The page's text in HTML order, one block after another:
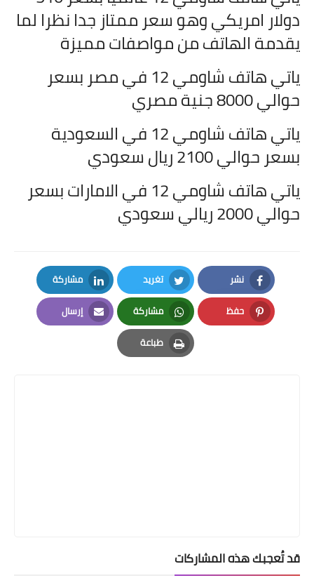
دولار امريكي وهو سعر ممتاز جدا نظرا لما
يقدمة الهاتف من مواصفات مميزة
ياتي هاتف
شاومي 12 في مصر بسعر
حوالي 8000 جنية مصري
ياتي هاتف
شاومي 12 في السعودية
بسعر حوالي 2100 ريال سعودي
ياتي هاتف
شاومي 12 في الامارات بسعر
حوالي 2000 ريالي سعودي
نشر
Facebook
تغريد
Twitter
مشاركة
LinkedIn
حفظ
Pinterest
مشاركة
Whatsapp
إرسال
Email
طباعة
Print
قد تُعجبك هذه المشاركات